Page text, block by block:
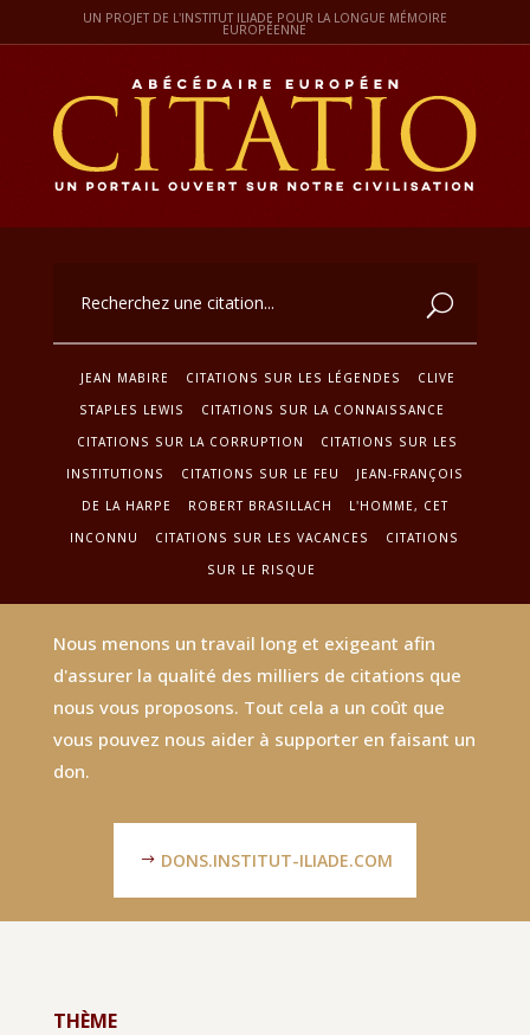
UN PROJET DE L'INSTITUT ILIADE POUR LA LONGUE MÉMOIRE
EUROPÉENNE
JEAN MABIRE CITATIONS SUR LES LÉGENDES
CLIVE
STAPLES LEWIS
CITATIONS SUR LA CONNAISSANCE
CITATIONS SUR LA CORRUPTION
CITATIONS SUR LES
INSTITUTIONS
CITATIONS SUR LE FEU
JEAN-FRANÇOIS
DE LA HARPE
ROBERT BRASILLACH
L'HOMME, CET
INCONNU
CITATIONS SUR LES VACANCES
CITATIONS
SUR LE RISQUE
Nous menons un travail long et exigeant afin
d'assurer la qualité des milliers de citations que
nous vous proposons. Tout cela a un coût que
vous pouvez nous aider à supporter en faisant un
don.
DONS.INSTITUT-ILIADE.COM
THÈME